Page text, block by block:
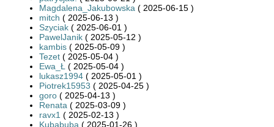
Magdalena_Jakubowska ( 2025-06-15 )
mitch ( 2025-06-13 )
Szyciak ( 2025-06-01 )
PawelJanik ( 2025-05-12 )
kambis ( 2025-05-09 )
Tezet ( 2025-05-04 )
Ewa_Ł ( 2025-05-04 )
lukasz1994 ( 2025-05-01 )
Piotrek15953 ( 2025-04-25 )
goro ( 2025-04-13 )
Renata ( 2025-03-09 )
ravx1 ( 2025-02-13 )
Kubabuba ( 2025-01-26 )